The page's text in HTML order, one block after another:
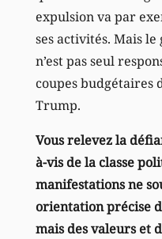
expulsion va par
ses activités. Mais
n’est pas seul
coupes budgétaires
Trump.
Vous relevez la
à-vis de la classe
manifestations ne
orientation précise
mais des valeurs et